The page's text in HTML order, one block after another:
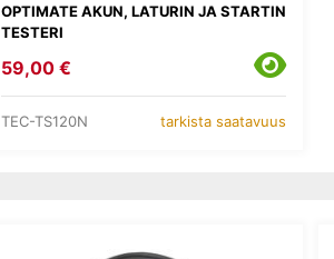
OPTIMATE AKUN, LATURIN JA STARTIN
TESTERI
59,00 €
TEC-TS120N tarkista saatavuus